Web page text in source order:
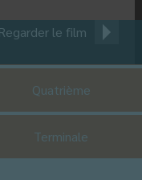
Regarder le film
Quatrième
Terminale